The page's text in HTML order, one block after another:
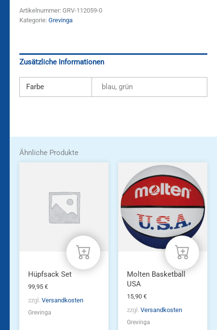
Artikelnummer: GRV-112059-0
Kategorie: Grevinga
Zusätzliche Informationen
Farbe blau, grün
Ähnliche Produkte
Hüpfsack Set
99,95 €
zzgl. Versandkosten
Grevinga
Molten Basketball
USA
15,90 €
zzgl. Versandkosten
Grevinga